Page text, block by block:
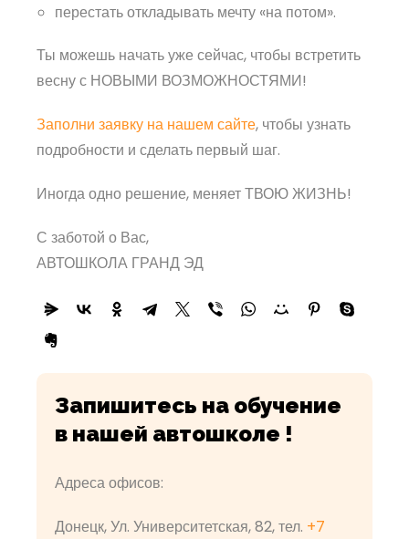
перестать откладывать мечту «на потом».
Ты можешь начать уже сейчас, чтобы встретить
весну с НОВЫМИ ВОЗМОЖНОСТЯМИ!
Заполни заявку на нашем сайте, чтобы узнать
подробности и сделать первый шаг.
Иногда одно решение, меняет ТВОЮ ЖИЗНЬ!
С заботой о Вас,
АВТОШКОЛА ГРАНД ЭД
Запишитесь на обучение
в нашей автошколе !
Адреса офисов:
Донецк, Ул. Университетская, 82, тел. +7